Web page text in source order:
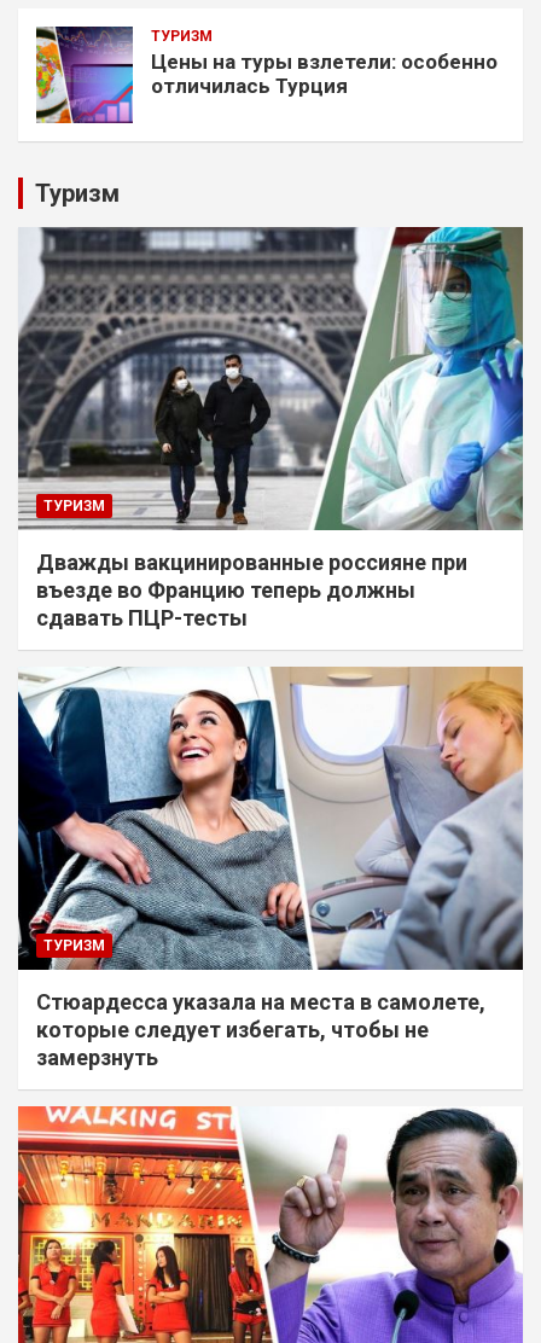
ТУРИЗМ
Цены на туры взлетели: особенно
отличилась Турция
Туризм
ТУРИЗМ
Дважды вакцинированные россияне при
въезде во Францию теперь должны
сдавать ПЦР-тесты
ТУРИЗМ
Стюардесса указала на места в самолете,
которые следует избегать, чтобы не
замерзнуть